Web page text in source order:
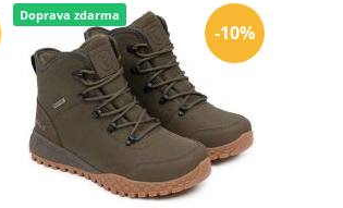
-10%
Doprava zdarma